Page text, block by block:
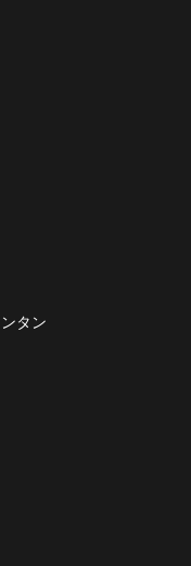
タン